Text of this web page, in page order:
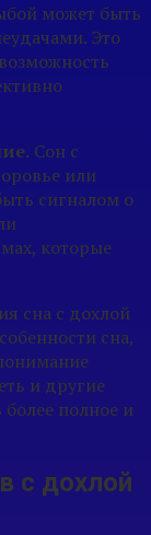
может быть
Это
Сон с
или
сигналом о
которые
сна с дохлой
сна,
и другие
полное и
с дохлой